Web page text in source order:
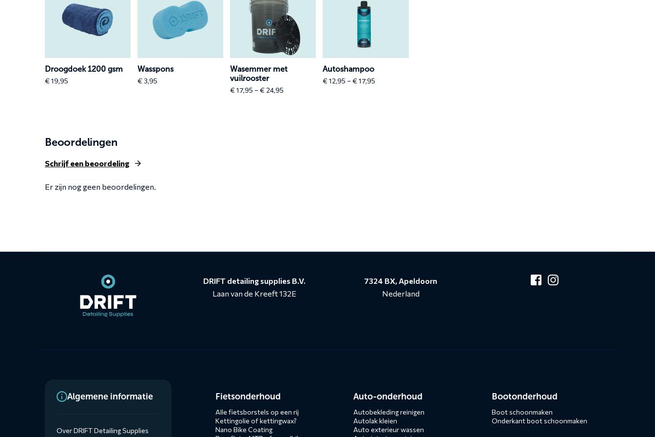
Droogdoek
Droogdoek 1200 gsm
€19,95
Wasspons
Wasspons
€3,95
Wasemmer
vuilrooster
Wasemmer met
vuilrooster
€17,95 –€ 24,95
Autoshampoo
Autoshampoo
€12,95 – €17,95
Beoordelingen
Schrijf een beoordeling
Er zijn nog geen beoordelingen.
DRIFT detailing supplies B.V.
Laan van de Kreeft 132E
7324 BX, Apeldoorn
Nederland
Algemene informatie
Over DRIFT Detailing Supplies
Fietsonderhoud
Alle fietsborstels op een rij
Kettingolie of kettingwax?
Nano Bike Coating
Auto-onderhoud
Autobekleding reinigen
Autolak kleien
Auto exterieur wassen
Bootonderhoud
Boot schoonmaken
Onderkant boot schoonmaken